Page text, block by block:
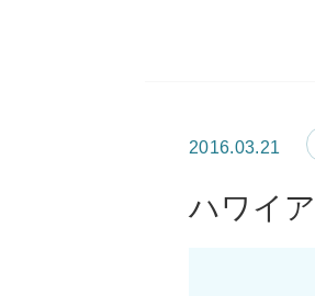
2016.03.21
ハワイ